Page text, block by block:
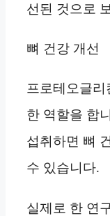
선된 것으로
뼈 건강 개선
프로테오글
한 역할을 합
섭취하면 뼈
수 있습니다.
실제로 한 연